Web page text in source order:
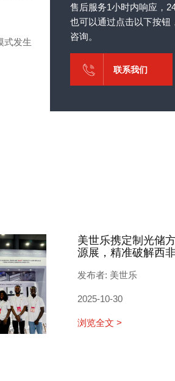
式发生
售后服务1小时内响应，
也可以通过点击以下按钮
咨询。
联系我们
美世乐携定制光储
源展，精准破解西
发布者: 美世乐
2025-10-30
浏览全文 >